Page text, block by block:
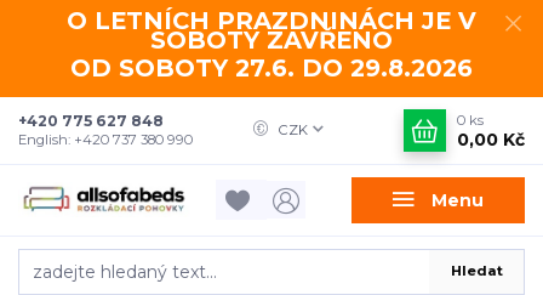
O LETNÍCH PRAZDNINÁCH JE V
SOBOTY ZAVŘENO
OD SOBOTY 27.6. DO 29.8.2026
Menu
CZK
Hledat
+420 775 627 848
English: +420 737 380 990
0 ks
0,00 Kč